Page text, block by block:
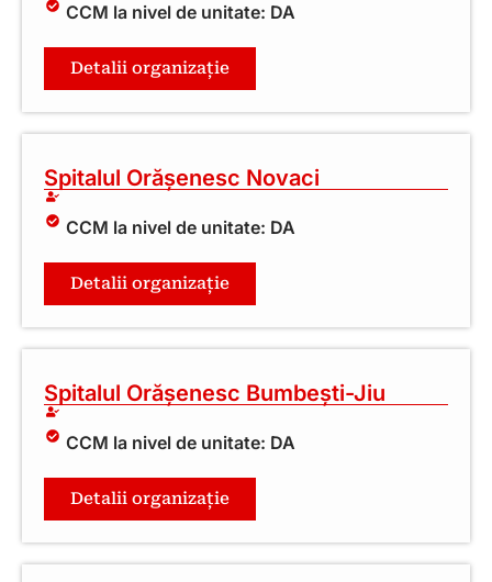
CCM la nivel de unitate: DA
Detalii organizație
Spitalul Orășenesc Novaci
CCM la nivel de unitate: DA
Detalii organizație
Spitalul Orășenesc Bumbești-Jiu
CCM la nivel de unitate: DA
Detalii organizație